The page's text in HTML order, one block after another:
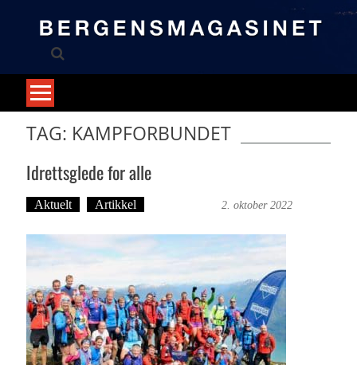
TAG: KAMPFORBUNDET
Idrettsglede for alle
Aktuelt Artikkel 2. oktober 2022